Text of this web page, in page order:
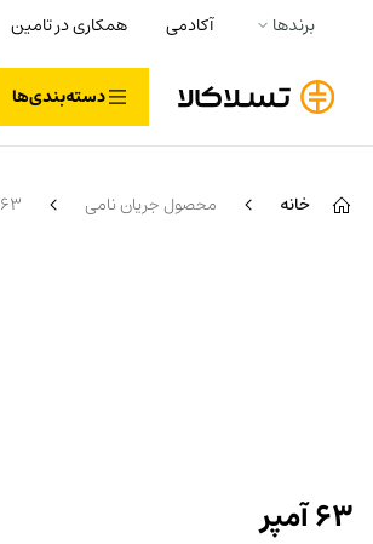
برندها آکادمی همکاری در تامین
دسته‌بندی‌ها
خانه محصول جریان نامی 63 آمپر
63 آمپر